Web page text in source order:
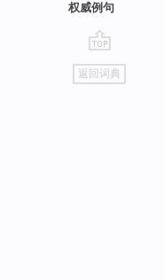
权威例句
go
top
返回词典